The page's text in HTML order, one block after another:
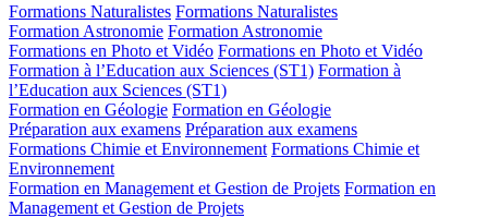
Formations Naturalistes Formations Naturalistes
Formation Astronomie Formation Astronomie
Formations en Photo et Vidéo Formations en Photo et Vidéo
Formation à l’Education aux Sciences (ST1) Formation à
l’Education aux Sciences (ST1)
Formation en Géologie Formation en Géologie
Préparation aux examens Préparation aux examens
Formations Chimie et Environnement Formations Chimie et
Environnement
Formation en Management et Gestion de Projets Formation en
Management et Gestion de Projets